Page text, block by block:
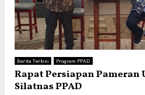
Berita Terkini Program PPAD
Rapat Persiapan Pameran
Silatnas PPAD